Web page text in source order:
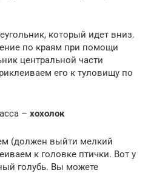
который идет вниз.
по краям при помощи
центральной части
его к туловищу по
– хохолок
(должен выйти мелкий
к головке птички. Вот у
голубь. Вы можете